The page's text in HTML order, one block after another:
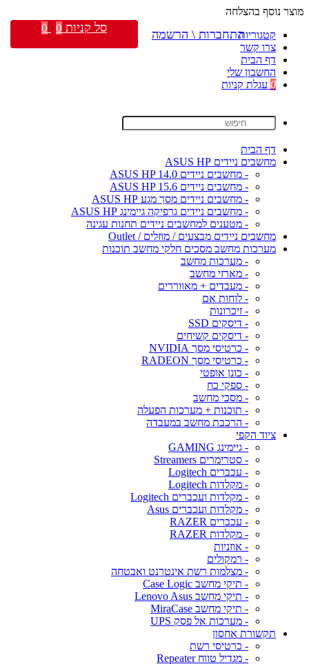
מוצר נוסף בהצלחה
קטגוריות
צרו קשר
דף הבית
החשבון שלי
0 עגלת קניות
דף הבית
מחשבים ניידים ASUS HP
- מחשבים ניידים ASUS HP 14.0
- מחשבים ניידים ASUS HP 15.6
- מחשבים ניידים מסך מגע ASUS HP
- מחשבים ניידים גרפיקה גיימינג ASUS HP
- מטענים למחשבים ניידים תחנות עגינה
מחשבים ניידים מבצעים / מוזלים / Outlet
מערכות מחשב מסכים חלקי מחשב תוכנות
- מערכות מחשב
- מארזי מחשב
- מעבדים + מאווררים
- לוחות אם
- זיכרונות
- דיסקים SSD
- דיסקים קשיחים
- כרטיסי מסך NVIDIA
- כרטיסי מסך RADEON
- כונן אופטי
- ספקי כח
- מסכי מחשב
- תוכנות + מערכות הפעלה
- הרכבת מחשב במעבדה
ציוד הקפי
- גיימינג GAMING
- סטרימרים Streamers
- עכברים Logitech
- מקלדות Logitech
- מקלדות ועכברים Logitech
- מקלדות ועכברים Asus
- עכברים RAZER
- מקלדות RAZER
- אוזניות
- רמקולים
- מצלמות רשת אינטרנט ואבטחה
- תיקי מחשב Case Logic
- תיקי מחשב Lenovo Asus
- תיקי מחשב MiraCase
- מערכות אל פסק UPS
תקשורת אחסון
- כרטיסי רשת
- מגדיל טווח Repeater
התחברות \ הרשמה סל קניות 0
0